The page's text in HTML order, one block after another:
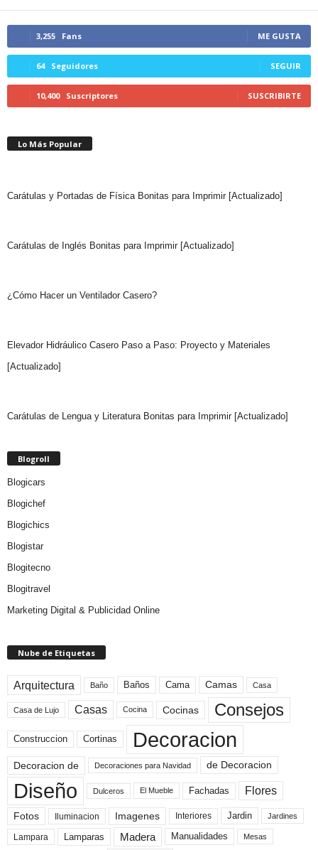
3,255 Fans ME GUSTA
64 Seguidores SEGUIR
10,400 Suscriptores SUSCRIBIRTE
Lo Más Popular
Carátulas y Portadas de Física Bonitas para Imprimir [Actualizado]
Carátulas de Inglés Bonitas para Imprimir [Actualizado]
¿Cómo Hacer un Ventilador Casero?
Elevador Hidráulico Casero Paso a Paso: Proyecto y Materiales
[Actualizado]
Carátulas de Lengua y Literatura Bonitas para Imprimir [Actualizado]
Blogroll
Blogicars
Blogichef
Blogichics
Blogistar
Blogitecno
Blogitravel
Marketing Digital & Publicidad Online
Nube de Etiquetas
Arquitectura Baño Baños Cama Camas Casa
Casa de Lujo Casas Cocina Cocinas Consejos
Construccion Cortinas Decoracion
Decoracion de Decoraciones para Navidad de Decoracion
Diseño Dulceros El Mueble Fachadas Flores
Fotos Iluminacion Imagenes Interiores Jardin Jardines
Lampara Lamparas Madera Manualidades Mesas